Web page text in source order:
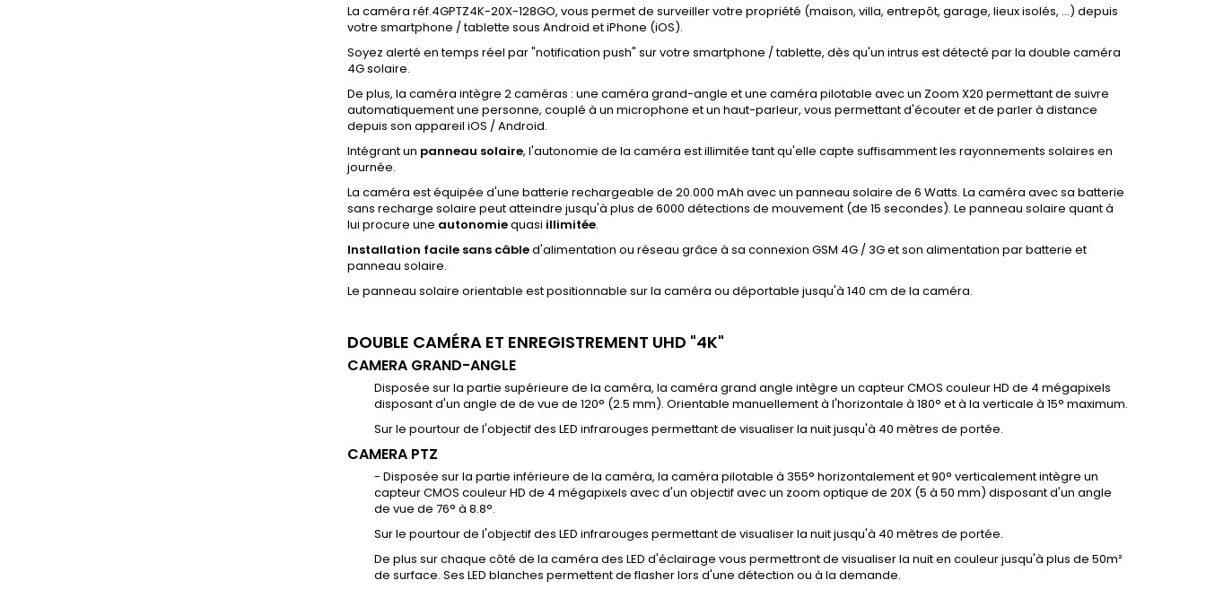
La caméra réf.4GPTZ4K-20X-128GO, vous permet de surveiller votre propriété (maison, villa, entrepôt, garage, lieux isolés, ...) depuis
votre smartphone / tablette sous Android et iPhone (iOS).
Soyez alerté en temps réel par "notification push" sur votre smartphone / tablette, dès qu'un intrus est détecté par la double caméra
4G solaire.
De plus, la caméra intègre 2 caméras : une caméra grand-angle et une caméra pilotable avec un Zoom X20 permettant de suivre
automatiquement une personne, couplé à un microphone et un haut-parleur, vous permettant d'écouter et de parler à distance
depuis son appareil iOS / Android.
Intégrant un panneau solaire, l'autonomie de la caméra est illimitée tant qu'elle capte suffisamment les rayonnements solaires en
journée.
La caméra est équipée d'une batterie rechargeable de 20.000 mAh avec un panneau solaire de 6 Watts. La caméra avec sa batterie
sans recharge solaire peut atteindre jusqu'à plus de 6000 détections de mouvement (de 15 secondes). Le panneau solaire quant à
lui procure une autonomiequasi illimitée.
Installation facile sans câbled'alimentation ou réseau grâce à sa connexion GSM 4G / 3G et son alimentation par batterie et
panneau solaire.
Le panneau solaire orientable est positionnable sur la caméra ou déportable jusqu'à 140 cm de la caméra.
DOUBLE CAMÉRA ET ENREGISTREMENT UHD "4K"
CAMERA GRAND-ANGLE
Disposée sur la partie supérieure de la caméra, la caméra grand angle intègre un capteur CMOS couleur HD de 4 mégapixels
disposant d'un angle de de vue de 120° (2.5 mm). Orientable manuellement à l'horizontale à 180° et à la verticale à 15° maximum.
Sur le pourtour de l'objectif des LED infrarouges permettant de visualiser la nuit jusqu'à 40 mètres de portée.
CAMERA PTZ
- Disposée sur la partie inférieure de la caméra, la caméra pilotable à 355° horizontalement et 90° verticalement intègre un
capteur CMOS couleur HD de 4 mégapixels avec d'un objectif avec un zoom optique de 20X (5 à 50 mm) disposant d'un angle
de vue de 76° à 8.8°.
Sur le pourtour de l'objectif des LED infrarouges permettant de visualiser la nuit jusqu'à 40 mètres de portée.
De plus sur chaque côté de la caméra des LED d'éclairage vous permettront de visualiser la nuit en couleur jusqu'à plus de 50m²
de surface. Ses LED blanches permettent de flasher lors d'une détection ou à la demande.